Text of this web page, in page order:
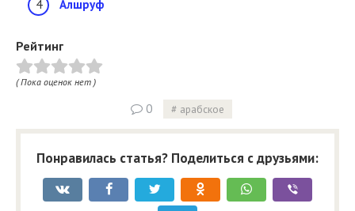
Алшруф
Рейтинг
( Пока оценок нет )
0 арабское
Понравилась статья? Поделиться с друзьями: